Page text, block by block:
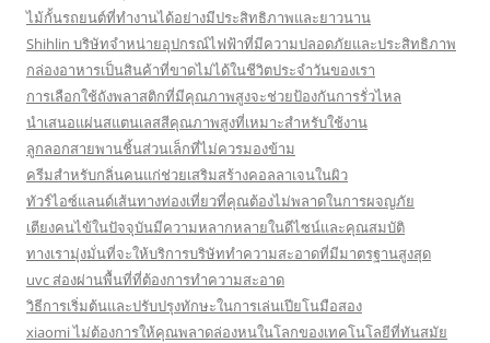
ไม้กั้นรถยนต์ที่ทำงานได้อย่างมีประสิทธิภาพและยาวนาน
Shihlin บริษัทจำหน่ายอุปกรณ์ไฟฟ้าที่มีความปลอดภัยและประสิทธิภาพ
กล่องอาหารเป็นสินค้าที่ขาดไม่ได้ในชีวิตประจำวันของเรา
การเลือกใช้ถังพลาสติกที่มีคุณภาพสูงจะช่วยป้องกันการรั่วไหล
นำเสนอแผ่นสแตนเลสสีคุณภาพสูงที่เหมาะสำหรับใช้งาน
ลูกลอกสายพานชิ้นส่วนเล็กที่ไม่ควรมองข้าม
ครีมสำหรับกลิ่นคนแก่ช่วยเสริมสร้างคอลลาเจนในผิว
ทัวร์ไอซ์แลนด์เส้นทางท่องเที่ยวที่คุณต้องไม่พลาดในการผจญภัย
เตียงคนไข้ในปัจจุบันมีความหลากหลายในดีไซน์และคุณสมบัติ
ทางเรามุ่งมั่นที่จะให้บริการบริษัททำความสะอาดที่มีมาตรฐานสูงสุด
uvc ส่องผ่านพื้นที่ที่ต้องการทำความสะอาด
วิธีการเริ่มต้นและปรับปรุงทักษะในการเล่นเปียโนมือสอง
xiaomi ไม่ต้องการให้คุณพลาดล่องหนในโลกของเทคโนโลยีที่ทันสมัย